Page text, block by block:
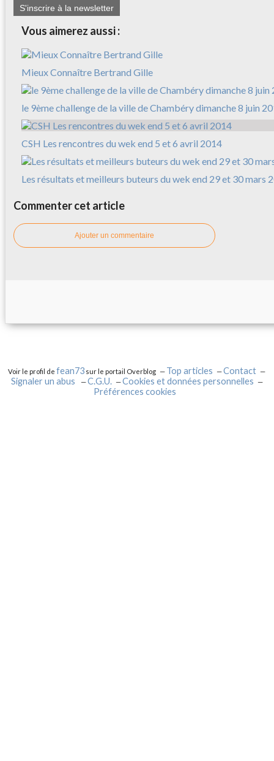
S'inscrire à la newsletter
Vous aimerez aussi :
Mieux Connaître Bertrand Gille
le 9ème challenge de la ville de Chambéry dimanche 8 juin
CSH Les rencontres du wek end 5 et 6 avril 2014
Les résultats et meilleurs buteurs du wek end 29 et 30 mars
Commenter cet article
Ajouter un commentaire
Voir le profil defean73 sur le portail Overblog Top articles
Contact
Signaler un abus
C.G.U.
Cookies et données personnelles
Préférences cookies